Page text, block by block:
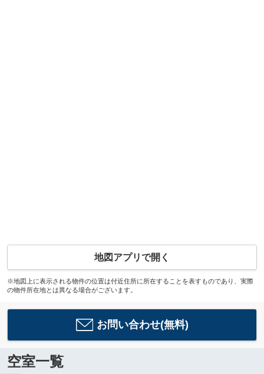
地図アプリで開く
※地図上に表示される物件の位置は付近住所に所在することを表すものであり、実際
の物件所在地とは異なる場合がございます。
お問い合わせ(無料)
空室一覧